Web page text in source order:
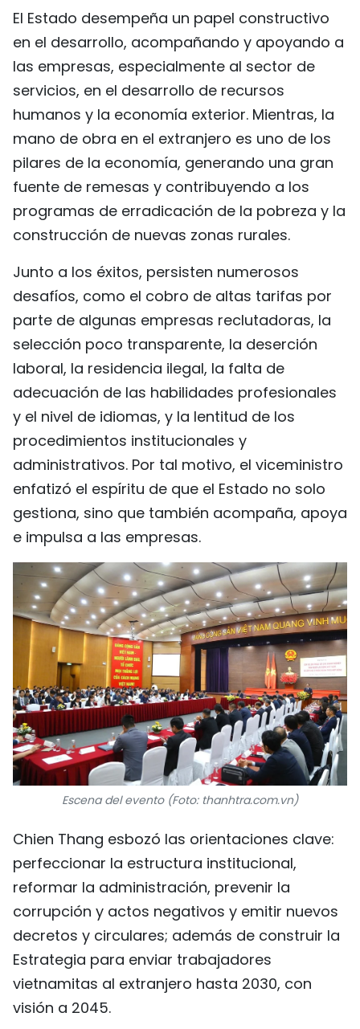
El Estado desempeña un papel constructivo
en el desarrollo, acompañando y apoyando a
las empresas, especialmente al sector de
servicios, en el desarrollo de recursos
humanos y la economía exterior. Mientras, la
mano de obra en el extranjero es uno de los
pilares de la economía, generando una gran
fuente de remesas y contribuyendo a los
programas de erradicación de la pobreza y la
construcción de nuevas zonas rurales.
Junto a los éxitos, persisten numerosos
desafíos, como el cobro de altas tarifas por
parte de algunas empresas reclutadoras, la
selección poco transparente, la deserción
laboral, la residencia ilegal, la falta de
adecuación de las habilidades profesionales
y el nivel de idiomas, y la lentitud de los
procedimientos institucionales y
administrativos. Por tal motivo, el viceministro
enfatizó el espíritu de que el Estado no solo
gestiona, sino que también acompaña, apoya
e impulsa a las empresas.
Escena del evento (Foto: thanhtra.com.vn)
Chien Thang esbozó las orientaciones clave:
perfeccionar la estructura institucional,
reformar la administración, prevenir la
corrupción y actos negativos y emitir nuevos
decretos y circulares; además de construir la
Estrategia para enviar trabajadores
vietnamitas al extranjero hasta 2030, con
visión a 2045.